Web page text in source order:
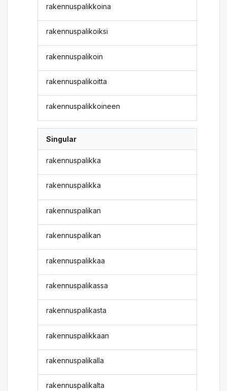
rakennuspalikkoina
rakennuspalikoiksi
rakennuspalikoin
rakennuspalikoitta
rakennuspalikkoineen
Singular
rakennuspalikka
rakennuspalikka
rakennuspalikan
rakennuspalikan
rakennuspalikkaa
rakennuspalikassa
rakennuspalikasta
rakennuspalikkaan
rakennuspalikalla
rakennuspalikalta